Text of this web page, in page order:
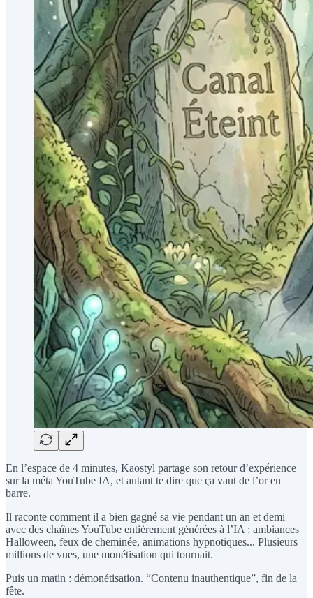
En l’espace de 4 minutes, Kaostyl partage son retour d’expérience
sur la méta YouTube IA, et autant te dire que ça vaut de l’or en
barre.
Il raconte comment il a bien gagné sa vie pendant un an et demi
avec des chaînes YouTube entièrement générées à l’IA : ambiances
Halloween, feux de cheminée, animations hypnotiques... Plusieurs
millions de vues, une monétisation qui tournait.
Puis un matin : démonétisation. “Contenu inauthentique”, fin de la
fête.